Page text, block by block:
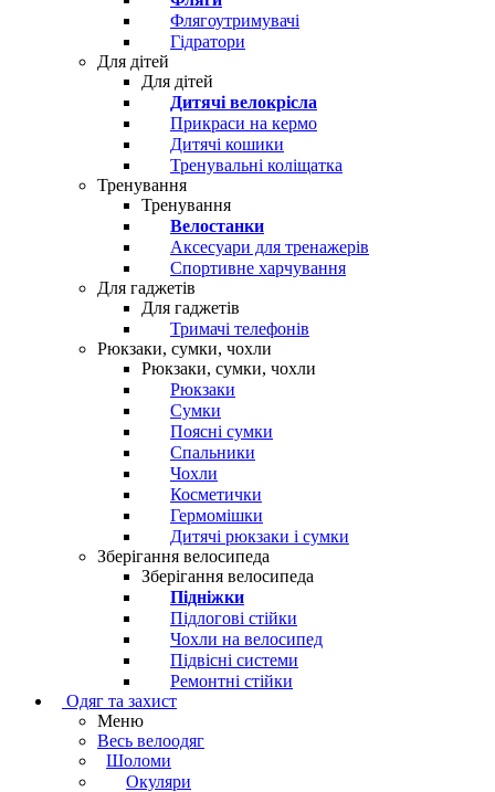
Флягоутримувачі
Гідратори
Для дітей
Для дітей
Дитячі велокрісла
Прикраси на кермо
Дитячі кошики
Тренувальні коліщатка
Тренування
Тренування
Велостанки
Аксесуари для тренажерів
Спортивне харчування
Для гаджетів
Для гаджетів
Тримачі телефонів
Рюкзаки, сумки, чохли
Рюкзаки, сумки, чохли
Рюкзаки
Сумки
Поясні сумки
Спальники
Чохли
Косметички
Гермомішки
Дитячі рюкзаки і сумки
Зберігання велосипеда
Зберігання велосипеда
Підніжки
Підлогові стійки
Чохли на велосипед
Підвісні системи
Ремонтні стійки
Одяг та захист
Меню
Весь велоодяг
Шоломи
Окуляри